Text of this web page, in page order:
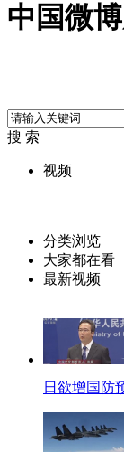
中国微
搜 索
视频
分类浏览
大家都在看
最新视频
日欲增国防